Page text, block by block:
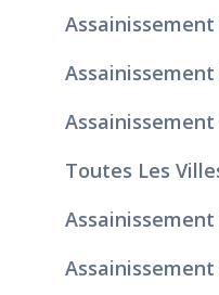
Assainissement
Toutes Les
Assainissement